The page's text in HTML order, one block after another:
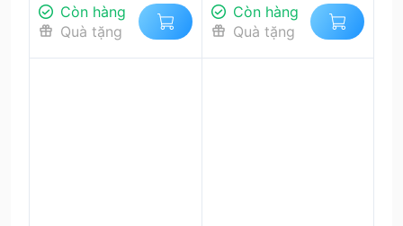
Còn hàng
Quà tặng
Còn hàng
Quà tặng